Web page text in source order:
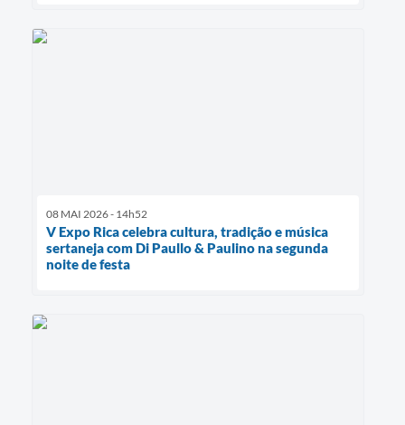
08 MAI 2026 - 14h52
V Expo Rica celebra cultura, tradição e música
sertaneja com Di Paullo & Paulino na segunda
noite de festa